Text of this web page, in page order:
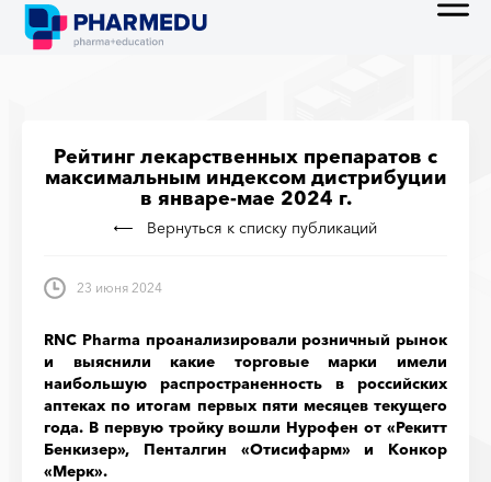
Рейтинг лекарственных препаратов с
максимальным индексом дистрибуции
в январе-мае 2024 г.
Вернуться к списку публикаций
23 июня 2024
RNC Pharma проанализировали розничный рынок
и выяснили какие торговые марки имели
наибольшую распространенность в российских
аптеках по итогам первых пяти месяцев текущего
года. В первую тройку вошли Нурофен от «Рекитт
Бенкизер», Пенталгин «Отисифарм» и Конкор
«Мерк».